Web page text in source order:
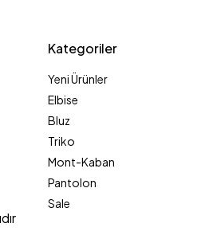
Kategoriler
Yeni Ürünler
Elbise
Bluz
Triko
Mont-Kaban
Pantolon
Sale